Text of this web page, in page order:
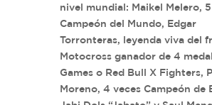
nivel mundial: Maikel Melero,
Campeón del Mundo, Edgar
Torronteras, leyenda viva del
Motocross ganador de 4
Games o Red Bull X Fighters,
Moreno, 4 veces Campeón de